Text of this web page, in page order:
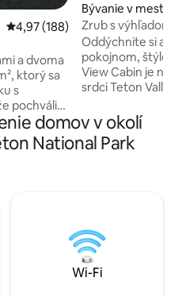
Priemerné ohodnotenie 4,97 z
4,97 (188)
a dvoma
ktorý sa
s
pochváliť
veľkými
ktoré
prístup
Bývanie v meste
Zrub s výhľadom
štýlový dizajn
Oddýchnite si a
pokojnom,
View Cabin je
srdci Teton
výhľadom na pohorie
vlastné
domovskej základne.
skvelé
dostatočne
všetkému unikli.
domov v okolí
National Park
Wi-Fi